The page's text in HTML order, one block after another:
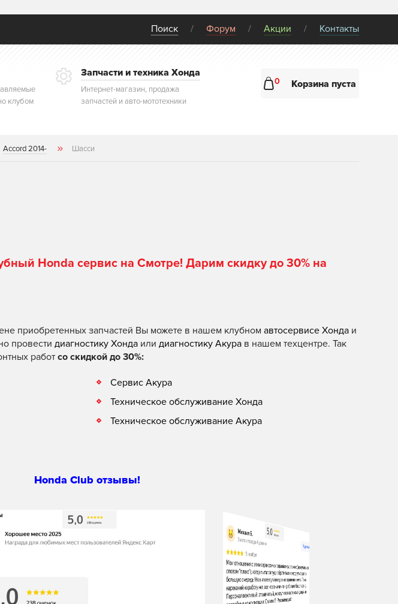
Поиск Форум Акции Контакты
клубом
Запчасти и техника Хонда
Интернет-магазин, продажа
запчастей и авто-мототехники
0 Корзина пуста
Accord 2014- Шасси
Honda сервис на Смотре! Дарим скидку до 30% на
приобретенных запчастей Вы можете в нашем клубном автосервисе Хонда и
провести диагностику Хонда или диагностику Акура в нашем техцентре. Так
работсо скидкой до 30%:
Сервис Акура
Техническое обслуживание Хонда
Техническое обслуживание Акура
Honda Club отзывы!